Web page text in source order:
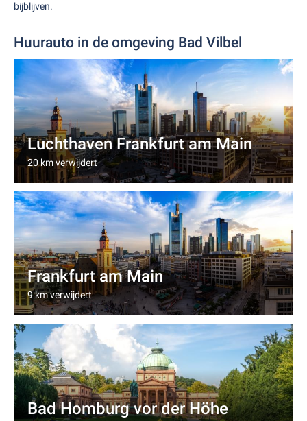
bijblijven.
Huurauto in de omgeving Bad Vilbel
Luchthaven Frankfurt am Main
20 km verwijdert
Frankfurt am Main
9 km verwijdert
Bad Homburg vor der Höhe